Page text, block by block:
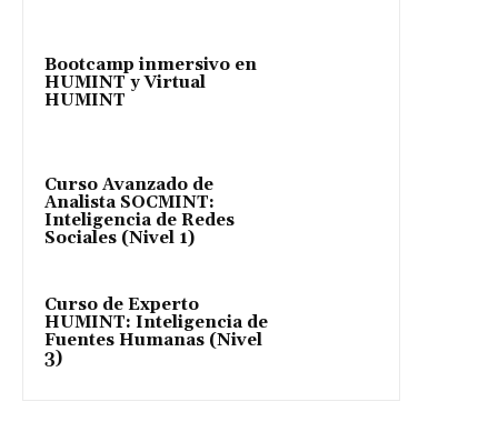
Bootcamp inmersivo en
HUMINT y Virtual
HUMINT
Curso Avanzado de
Analista SOCMINT:
Inteligencia de Redes
Sociales (Nivel 1)
Curso de Experto
HUMINT: Inteligencia de
Fuentes Humanas (Nivel
3)